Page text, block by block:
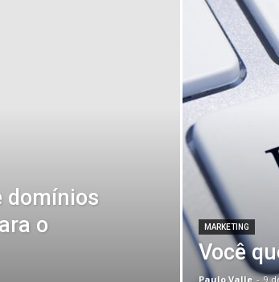
domínios
o
MARKETING
Você
Paulo Valle - 9